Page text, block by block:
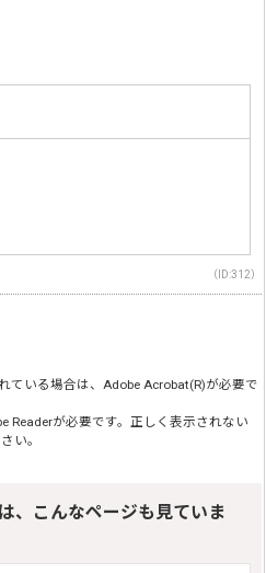
（ID:312）
ている場合は、Adobe Acrobat(R)が必要で
Readerが必要です。正しく表示されない
い。
、こんなページも見ていま